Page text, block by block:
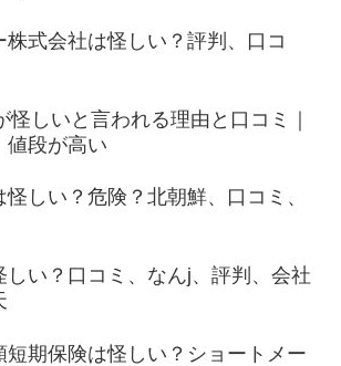
株式会社は怪しい？評判、口コ
怪しいと言われる理由と口コミ｜
値段が高い
しい？危険？北朝鮮、口コミ、
しい？口コミ、なんj、評判、会社
短期保険は怪しい？ショートメー